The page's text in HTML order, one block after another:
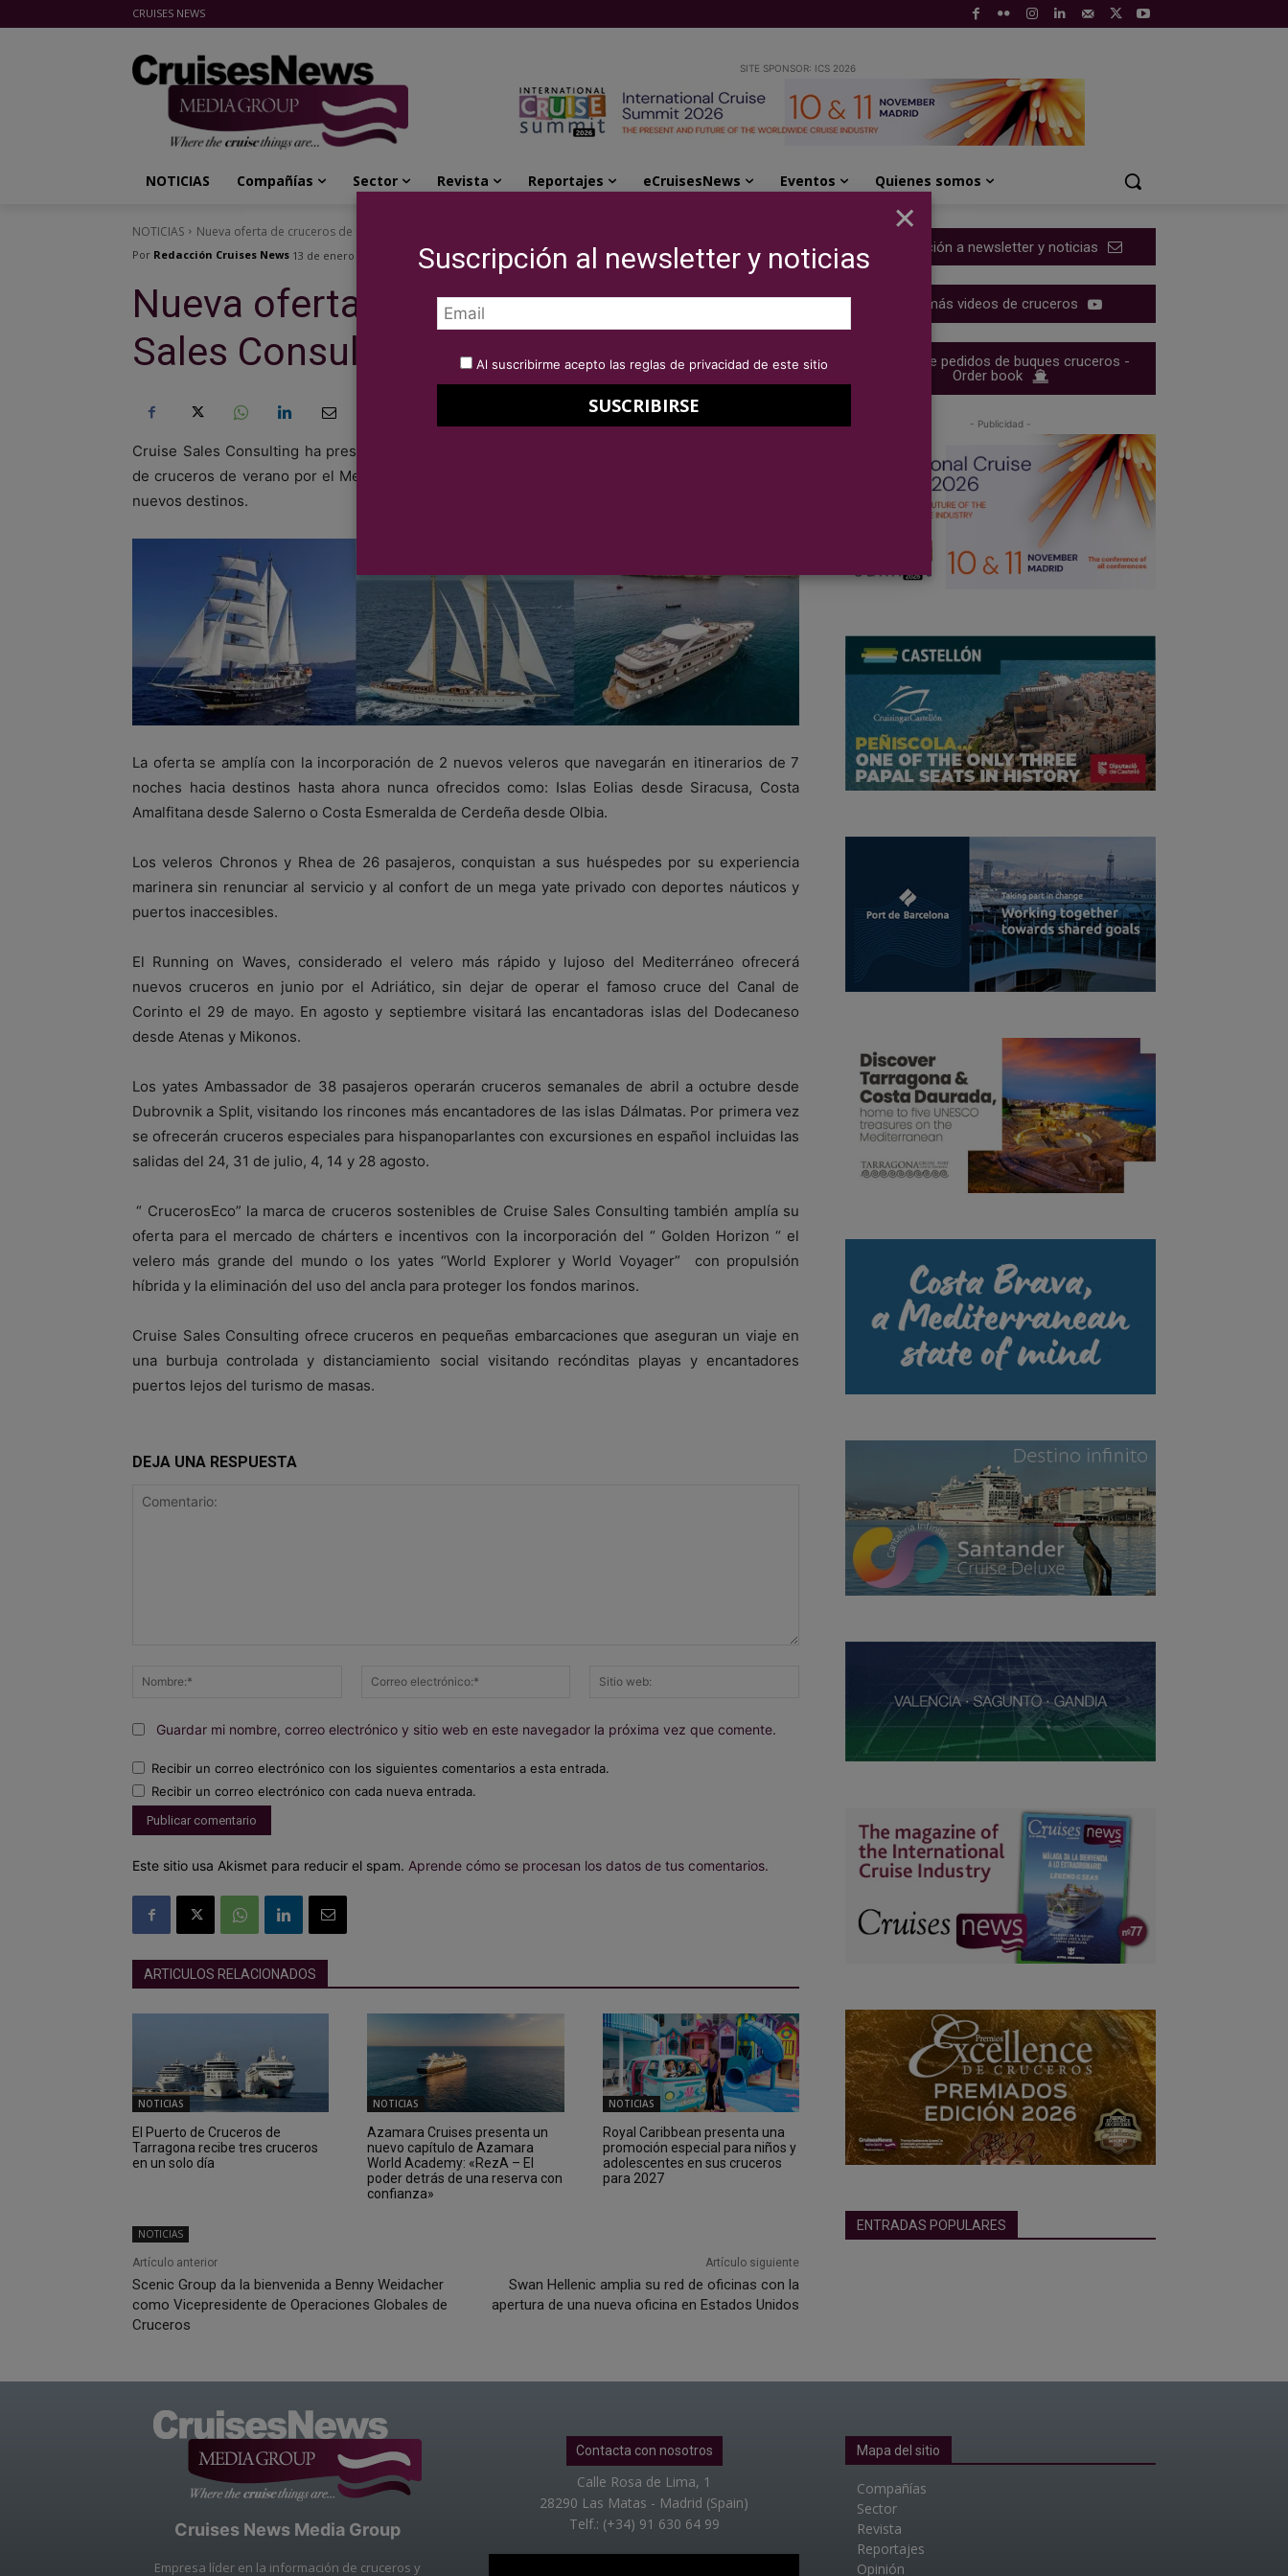
CRUISES NEWS
SITE SPONSOR: ICS 2026
NOTICIAS Compañías Sector Revista Reportajes eCruisesNews Eventos Quienes somos
NOTICIAS Nueva oferta de cruceros de Cruise Sales Consulting para el verano
Por Redacción Cruises News 13 de enero de 2021
Nueva oferta de cruceros de Cruise
Sales Consulting para el verano
Cruise Sales Consulting ha presentado a las agencias de viajes especializadas su programación
de cruceros de verano por el Mediterráneo con más de 100 salidas, 88 itinerarios diferentes y 3
nuevos destinos.
La oferta se amplía con la incorporación de 2 nuevos veleros que navegarán en itinerarios de 7
noches hacia destinos hasta ahora nunca ofrecidos como: Islas Eolias desde Siracusa, Costa
Amalfitana desde Salerno o Costa Esmeralda de Cerdeña desde Olbia.
Los veleros Chronos y Rhea de 26 pasajeros, conquistan a sus huéspedes por su experiencia
marinera sin renunciar al servicio y al confort de un mega yate privado con deportes náuticos y
puertos inaccesibles.
El Running on Waves, considerado el velero más rápido y lujoso del Mediterráneo ofrecerá
nuevos cruceros en junio por el Adriático, sin dejar de operar el famoso cruce del Canal de
Corinto el 29 de mayo. En agosto y septiembre visitará las encantadoras islas del Dodecaneso
desde Atenas y Mikonos.
Los yates Ambassador de 38 pasajeros operarán cruceros semanales de abril a octubre desde
Dubrovnik a Split, visitando los rincones más encantadores de las islas Dálmatas. Por primera vez
se ofrecerán cruceros especiales para hispanoparlantes con excursiones en español incluidas las
salidas del 24, 31 de julio, 4, 14 y 28 agosto.
“ CrucerosEco” la marca de cruceros sostenibles de Cruise Sales Consulting también amplía su
oferta para el mercado de chárters e incentivos con la incorporación del “ Golden Horizon “ el
velero más grande del mundo o los yates “World Explorer y World Voyager” con propulsión
híbrida y la eliminación del uso del ancla para proteger los fondos marinos.
Cruise Sales Consulting ofrece cruceros en pequeñas embarcaciones que aseguran un viaje en
una burbuja controlada y distanciamiento social visitando recónditas playas y encantadores
puertos lejos del turismo de masas.
DEJA UNA RESPUESTA
Nombre:*
Correo
Guardar mi nombre, correo electrónico y sitio web en este navegador la próxima vez que comente.
Recibir un correo electrónico con los siguientes comentarios a esta entrada.
Recibir un correo electrónico con cada nueva entrada.
Este sitio usa Akismet para reducir el spam. Aprende cómo se procesan los datos de tus comentarios.
ARTICULOS RELACIONADOS
NOTICIAS
El Puerto de Cruceros de
Tarragona recibe tres cruceros
en un solo día
NOTICIAS
Azamara Cruises presenta un
nuevo capítulo de Azamara
World Academy: «RezA – El
poder detrás de una reserva con
confianza»
NOTICIAS
Royal Caribbean presenta una
promoción especial para niños y
adolescentes en sus cruceros
para 2027
NOTICIAS
Artículo anterior
Scenic Group da la bienvenida a Benny Weidacher
como Vicepresidente de Operaciones Globales de
Cruceros
Artículo siguiente
Swan Hellenic amplia su red de oficinas con la
apertura de una nueva oficina en Estados Unidos
Suscripción a newsletter y noticias
Ver más videos de cruceros
Cartera de pedidos de buques cruceros -
Order book
- Publicidad -
ENTRADAS POPULARES
Cruises News Media Group
Empresa líder en la información de cruceros y
Contacta con nosotros
Calle Rosa de Lima, 1
28290 Las Matas - Madrid (Spain)
Telf.: (+34) 91 630 64 99
Mapa del sitio
Compañías
Sector
Revista
Reportajes
Opinión
×
Suscripción al newsletter y noticias
Al suscribirme acepto las reglas de privacidad de este sitio